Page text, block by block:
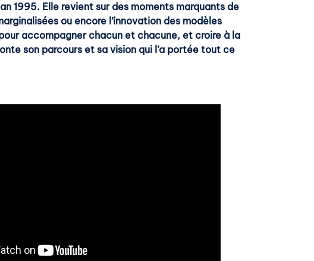
1995. Elle revient sur des moments marquants de
ou encore l’innovation des modèles
accompagner chacun et chacune, et croire à la
son parcours et sa vision qui l’a portée tout ce